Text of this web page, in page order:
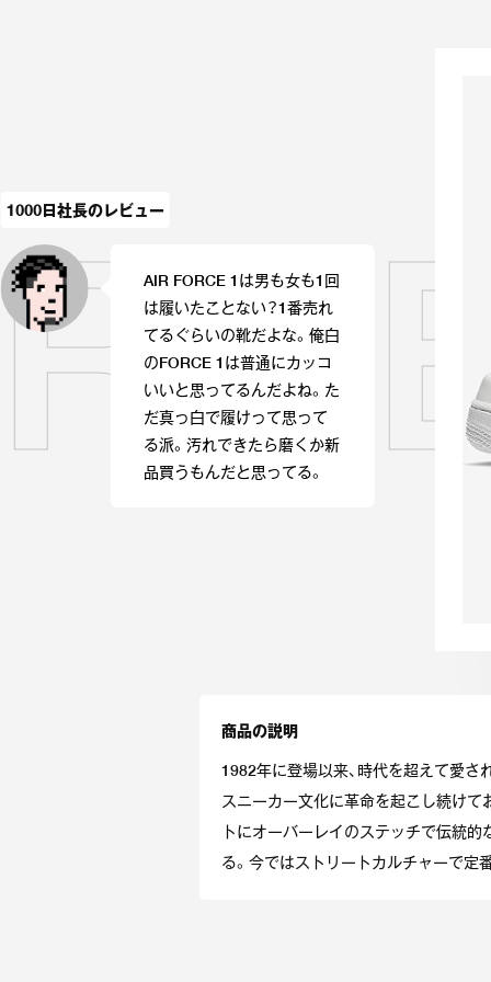
1000日社長のレビュー
AIR FORCE 1は男も女も1回
は履いたことない？1番売れ
てるぐらいの靴だよな。俺白
のFORCE 1は普通にカッコ
いいと思ってるんだよね。た
だ真っ白で履けって思って
る派。汚れできたら磨くか新
品買うもんだと思ってる。
商品の説明
1982年に登場以来、時代を超えて愛さ
スニーカー文化に革命を起こし続けて
トにオーバーレイのステッチで伝統
る。今ではストリートカルチャーで定